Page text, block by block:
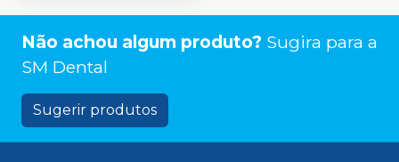
Não achou algum produto? Sugira para a
SM Dental
Sugerir produtos